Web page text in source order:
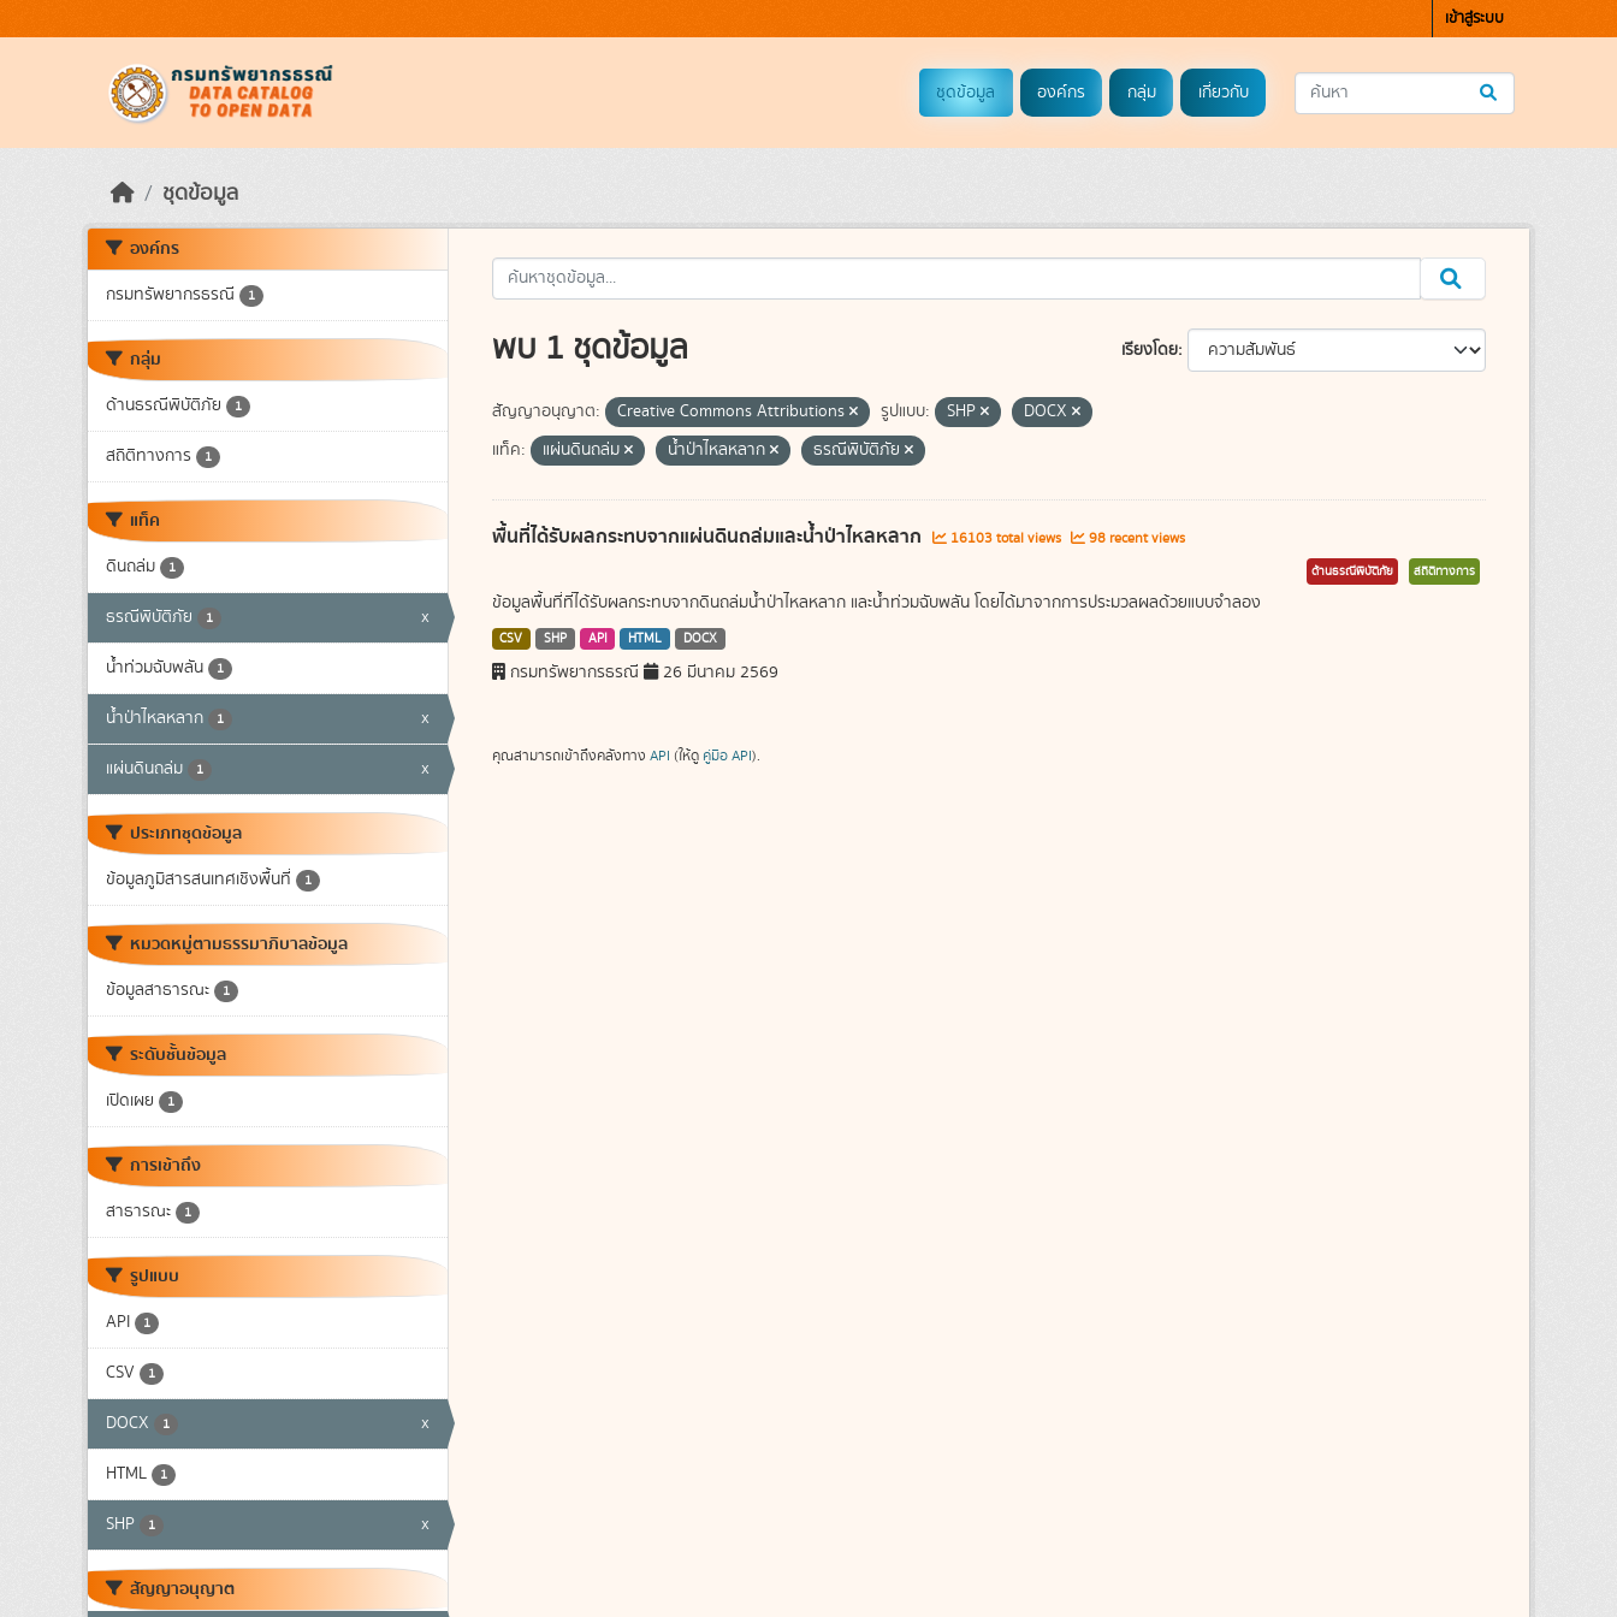
เข้าสู่ระบบ
ชุดข้อมูล องค์กร กลุ่ม เกี่ยวกับ
ชุดข้อมูล
องค์กร
กรมทรัพยากรธรณี 1
กลุ่ม
ด้านธรณีพิบัติภัย 1
สถิติทางการ 1
แท็ค
ดินถล่ม 1
ธรณีพิบัติภัย 1 x
น้ำท่วมฉับพลัน 1
น้ำป่าไหลหลาก 1 x
แผ่นดินถล่ม 1 x
ประเภทชุดข้อมูล
ข้อมูลภูมิสารสนเทศเชิงพื้นที่ 1
หมวดหมู่ตามธรรมาภิบาลข้อมูล
ข้อมูลสาธารณะ 1
ระดับชั้นข้อมูล
เปิดเผย 1
การเข้าถึง
สาธารณะ 1
รูปแบบ
API 1
CSV 1
DOCX 1 x
HTML 1
SHP 1 x
สัญญาอนุญาต
เรียงโดย
พบ 1 ชุดข้อมูล
สัญญาอนุญาต: Creative Commons Attributions รูปแบบ: SHP
DOCX
แท็ค:
แผ่นดินถล่ม น้ำป่าไหลหลาก ธรณีพิบัติภัย
พื้นที่ได้รับผลกระทบจากแผ่นดินถล่มและน้ำป่าไหลหลาก 16103 total views 98 recent views
ด้านธรณีพิบัติภัย สถิติทางการ
ข้อมูลพื้นที่ที่ได้รับผลกระทบจากดินถล่มน้ำป่าไหลหลาก และน้ำท่วมฉับพลัน โดยได้มาจากการประมวลผลด้วยแบบจำลอง
CSV SHP API HTML DOCX
กรมทรัพยากรธรณี 26 มีนาคม 2569
คุณสามารถเข้าถึงคลังทาง API (ให้ดู คู่มือ API).